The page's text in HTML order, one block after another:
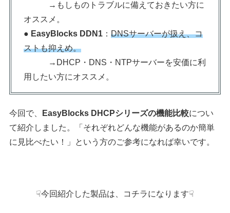
→もしものトラブルに備えておきたい方に
オススメ。
● EasyBlocks DDN1 ：DNSサーバーが扱え、コ
ストも抑えめ。
→DHCP・DNS・NTPサーバーを安価に利
用したい方にオススメ。
今回で、 EasyBlocks DHCPシリーズの機能比較につい
て紹介しました。「それぞれどんな機能があるのか簡単
に見比べたい！」という方のご参考になれば幸いです。
☟今回紹介した製品は、コチラになります☟